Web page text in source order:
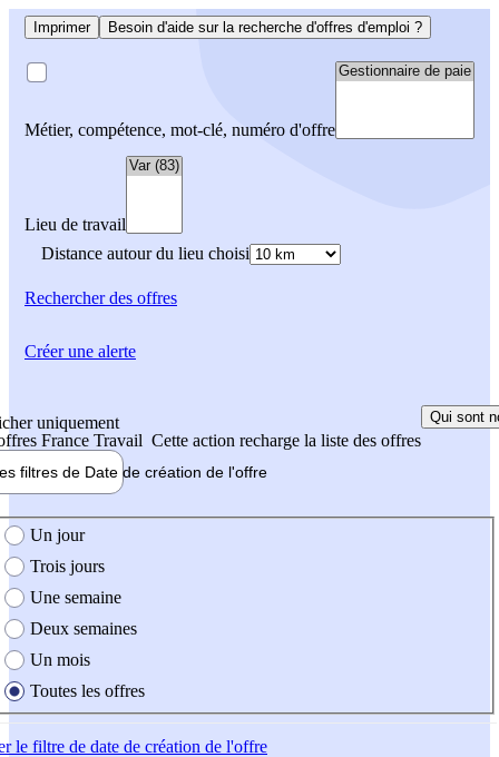
Imprimer Besoin d'aide sur la recherche d'offres d'emploi ?
Métier, compétence, mot-clé, numéro d'offre
Lieu de travail
Distance autour du lieu choisi
Rechercherdes offres
uniquement
France Travail Cette action recharge la liste des offres
Qui sont
filtres de Date de création de l'offre
création de l'offre
Un jour
Trois jours
Une semaine
Deux semaines
Un mois
Toutes les offres
le filtre de date de création de l'offre
Créer une alerte